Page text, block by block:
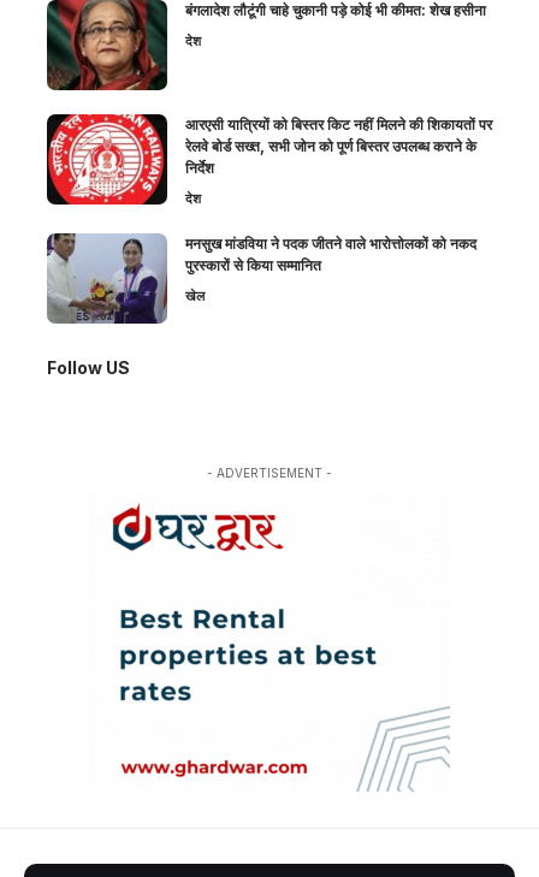
बंगलादेश लौटूंगी चाहे चुकानी पड़े कोई भी कीमत: शेख हसीना
देश
आरएसी यात्रियों को बिस्तर किट नहीं मिलने की शिकायतों पर
रेलवे बोर्ड सख्त, सभी जोन को पूर्ण बिस्तर उपलब्ध कराने के
निर्देश
देश
मनसुख मांडविया ने पदक जीतने वाले भारोत्तोलकों को नकद
पुरस्कारों से किया सम्मानित
खेल
Follow US
- ADVERTISEMENT -